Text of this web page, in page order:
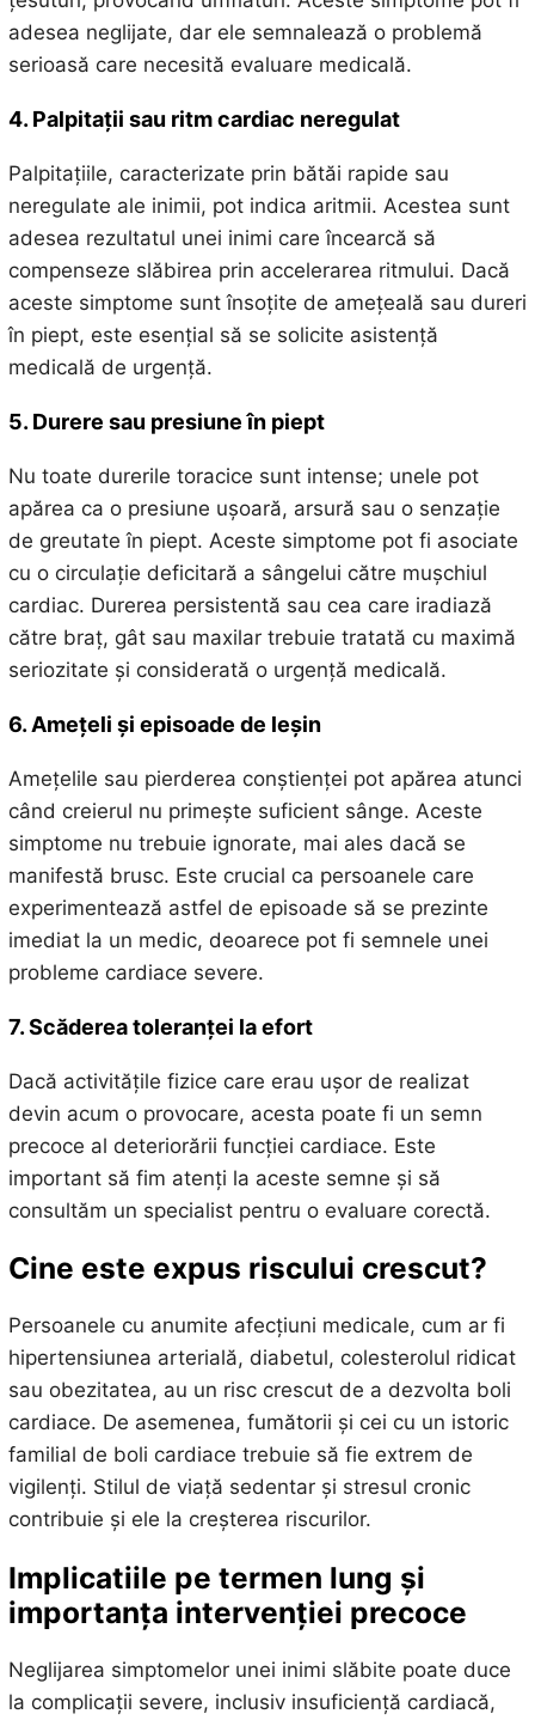
adesea neglijate, dar ele semnalează o problemă
serioasă care necesită evaluare medicală.
4. Palpitații sau ritm cardiac neregulat
Palpitațiile, caracterizate prin bătăi rapide sau
neregulate ale inimii, pot indica aritmii. Acestea sunt
adesea rezultatul unei inimi care încearcă să
compenseze slăbirea prin accelerarea ritmului. Dacă
aceste simptome sunt însoțite de amețeală sau dureri
în piept, este esențial să se solicite asistență
medicală de urgență.
5. Durere sau presiune în piept
Nu toate durerile toracice sunt intense; unele pot
apărea ca o presiune ușoară, arsură sau o senzație
de greutate în piept. Aceste simptome pot fi asociate
cu o circulație deficitară a sângelui către mușchiul
cardiac. Durerea persistentă sau cea care iradiază
către braț, gât sau maxilar trebuie tratată cu maximă
seriozitate și considerată o urgență medicală.
6. Amețeli și episoade de leșin
Amețelile sau pierderea conștienței pot apărea atunci
când creierul nu primește suficient sânge. Aceste
simptome nu trebuie ignorate, mai ales dacă se
manifestă brusc. Este crucial ca persoanele care
experimentează astfel de episoade să se prezinte
imediat la un medic, deoarece pot fi semnele unei
probleme cardiace severe.
7. Scăderea toleranței la efort
Dacă activitățile fizice care erau ușor de realizat
devin acum o provocare, acesta poate fi un semn
precoce al deteriorării funcției cardiace. Este
important să fim atenți la aceste semne și să
consultăm un specialist pentru o evaluare corectă.
Cine este expus riscului crescut?
Persoanele cu anumite afecțiuni medicale, cum ar fi
hipertensiunea arterială, diabetul, colesterolul ridicat
sau obezitatea, au un risc crescut de a dezvolta boli
cardiace. De asemenea, fumătorii și cei cu un istoric
familial de boli cardiace trebuie să fie extrem de
vigilenți. Stilul de viață sedentar și stresul cronic
contribuie și ele la creșterea riscurilor.
Implicatiile pe termen lung și
importanța intervenției precoce
Neglijarea simptomelor unei inimi slăbite poate duce
la complicații severe, inclusiv insuficiență cardiacă,